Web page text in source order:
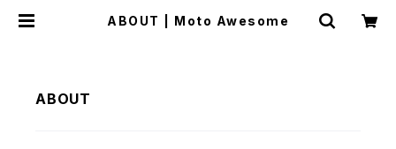
ABOUT | Moto Awesome
ABOUT